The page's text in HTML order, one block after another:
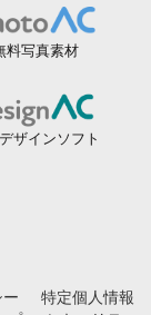
料写真素材
ザインソフト
特定個人情報